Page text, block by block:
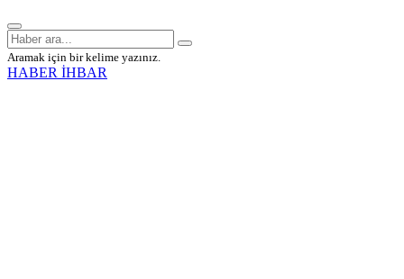
Aramak için bir kelime yazınız.
HABER İHBAR